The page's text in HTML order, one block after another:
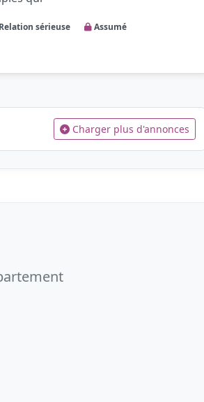
Relation sérieuse Assumé
Charger plus d'annonces